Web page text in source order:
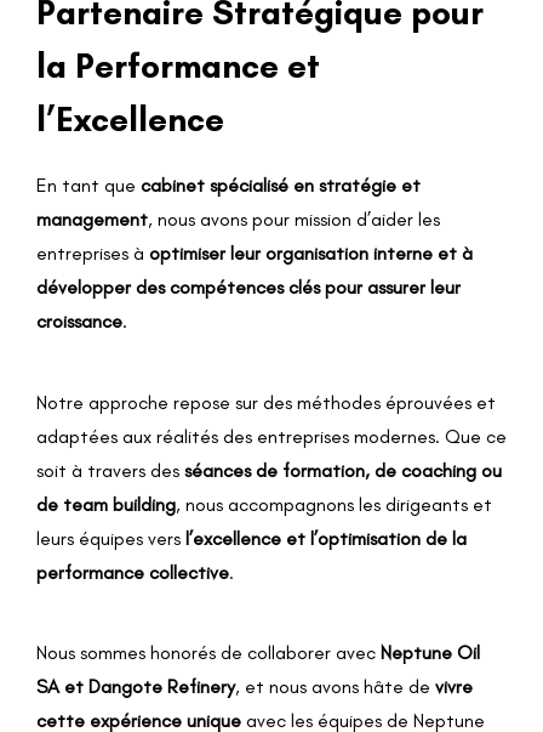
Partenaire Stratégique pour
la Performance et
l’Excellence
En tant que cabinet spécialisé en stratégie et
management, nous avons pour mission d’aider les
entreprises à optimiser leur organisation interne et à
développer des compétences clés pour assurer leur
croissance.
Notre approche repose sur des méthodes éprouvées et
adaptées aux réalités des entreprises modernes. Que ce
soit à travers des séances de formation, de coaching ou
de team building, nous accompagnons les dirigeants et
leurs équipes vers l’excellence et l’optimisation de la
performance collective.
Nous sommes honorés de collaborer avec Neptune Oil
SA et Dangote Refinery, et nous avons hâte de vivre
cette expérience unique avec les équipes de Neptune